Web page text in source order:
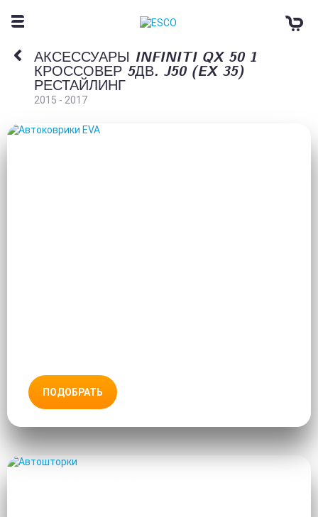
АКСЕССУАРЫ INFINITI QX 50 1
КРОССОВЕР 5ДВ. J50 (EX 35)
РЕСТАЙЛИНГ
2015 - 2017
ПОДОБРАТЬ